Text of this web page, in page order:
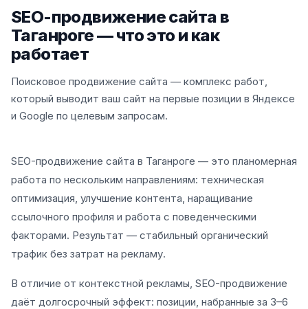
SEO-продвижение сайта в
Таганроге — что это и как
работает
Поисковое продвижение сайта — комплекс работ,
который выводит ваш сайт на первые позиции в Яндексе
и Google по целевым запросам.
SEO-продвижение сайта в Таганроге — это планомерная
работа по нескольким направлениям: техническая
оптимизация, улучшение контента, наращивание
ссылочного профиля и работа с поведенческими
факторами. Результат — стабильный органический
трафик без затрат на рекламу.
В отличие от контекстной рекламы, SEO-продвижение
даёт долгосрочный эффект: позиции, набранные за 3–6